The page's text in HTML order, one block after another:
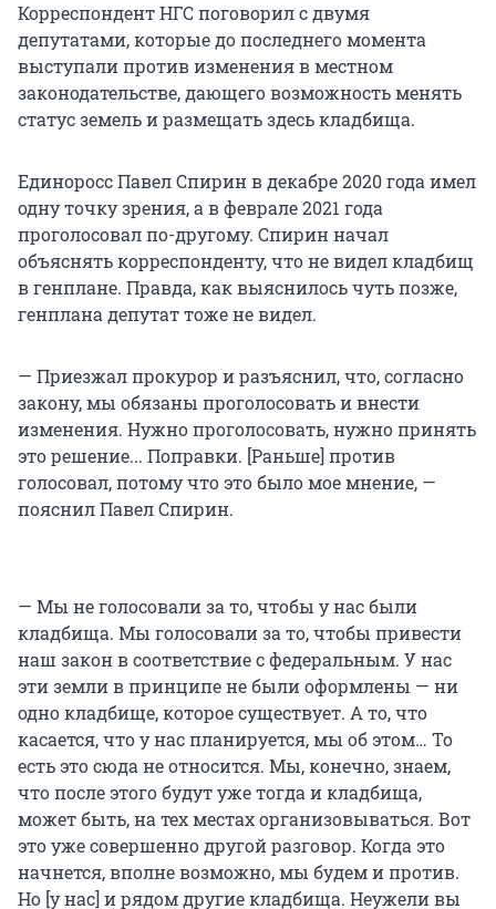
Корреспондент НГС поговорил с двумя
депутатами, которые до последнего момента
выступали против изменения в местном
законодательстве, дающего возможность менять
статус земель и размещать здесь кладбища.
Единоросс Павел Спирин в декабре 2020 года имел
одну точку зрения, а в феврале 2021 года
проголосовал по-другому. Спирин начал
объяснять корреспонденту, что не видел кладбищ
в генплане. Правда, как выяснилось чуть позже,
генплана депутат тоже не видел.
— Приезжал прокурор и разъяснил, что, согласно
закону, мы обязаны проголосовать и внести
изменения. Нужно проголосовать, нужно принять
это решение... Поправки. [Раньше] против
голосовал, потому что это было мое мнение, —
пояснил Павел Спирин.
— Мы не голосовали за то, чтобы у нас были
кладбища. Мы голосовали за то, чтобы привести
наш закон в соответствие с федеральным. У нас
эти земли в принципе не были оформлены — ни
одно кладбище, которое существует. А то, что
касается, что у нас планируется, мы об этом… То
есть это сюда не относится. Мы, конечно, знаем,
что после этого будут уже тогда и кладбища,
может быть, на тех местах организовываться. Вот
это уже совершенно другой разговор. Когда это
начнется, вполне возможно, мы будем и против.
Но [у нас] и рядом другие кладбища. Неужели вы